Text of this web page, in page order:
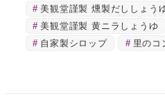
美観堂謹製 燻製だししょう
美観堂謹製 黄ニラしょうゆ
自家製シロップ
里のコ